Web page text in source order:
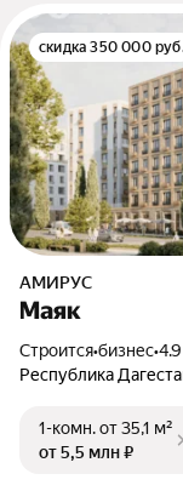
скидка 350 000
АМИРУС
Маяк
Строится•бизнес•
Республика
1-комн.от 35,1 м²
от 5,5 млн ₽